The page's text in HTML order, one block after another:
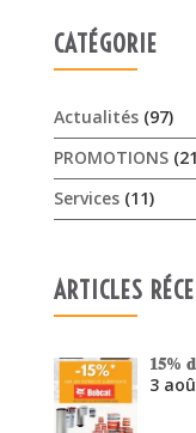
𝟏𝟓%
3